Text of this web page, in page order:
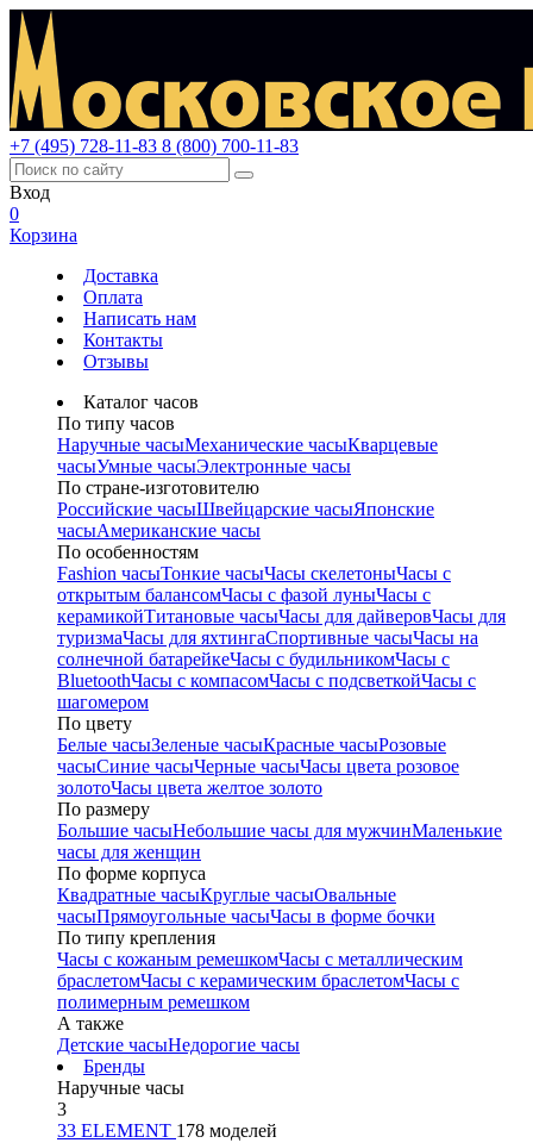
+7 (495) 728-11-83 8 (800) 700-11-83
Вход
0
Корзина
Доставка
Оплата
Написать нам
Контакты
Отзывы
Каталог часов
По типу часов
Наручные часыМеханические часыКварцевые
часыУмные часыЭлектронные часы
По стране-изготовителю
Российские часыШвейцарские часыЯпонские
часыАмериканские часы
По особенностям
Fashion часыТонкие часыЧасы скелетоныЧасы с
открытым балансомЧасы с фазой луныЧасы с
керамикойТитановые часыЧасы для дайверовЧасы для
туризмаЧасы для яхтингаСпортивные часыЧасы на
солнечной батарейкеЧасы с будильникомЧасы с
BluetoothЧасы с компасомЧасы с подсветкойЧасы с
шагомером
По цвету
Белые часыЗеленые часыКрасные часыРозовые
часыСиние часыЧерные часыЧасы цвета розовое
золотоЧасы цвета желтое золото
По размеру
Большие часыНебольшие часы для мужчинМаленькие
часы для женщин
По форме корпуса
Квадратные часыКруглые часыОвальные
часыПрямоугольные часыЧасы в форме бочки
По типу крепления
Часы с кожаным ремешкомЧасы с металлическим
браслетомЧасы с керамическим браслетомЧасы с
полимерным ремешком
А также
Детские часыНедорогие часы
Бренды
Наручные часы
3
33 ELEMENT 178 моделей